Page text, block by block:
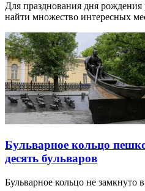
Для празднования дня
найти множество интересных
Бульварное кольцо
десять бульваров
Бульварное кольцо не замкнуто